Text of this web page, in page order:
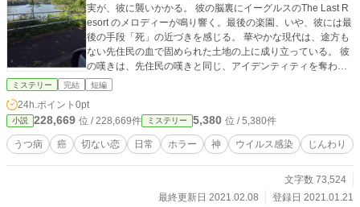
実が、彼に襲いかかる。 彼の脳裏にイーグルスのThe Last R
esort のメロディーが鳴り響く。最後の楽園、いや、彼には最
後の手段「死」の近づきを感じる。 華やかな現代は、途方も
ない先住民の血で固められた土地の上に成り立っている。 彼
の嘆きは、先住民の嘆きと同じ、アイデンティティを奪われ
た嘆き、ウィルスから、鬱から、そして、社会から 不条理に
れなりにエリート街道を進んできた中年男性、突然のウィル
ス感染が、彼の人生を大きく左右する。 運命は生と死、人生
は山と谷、万人に公平なのは運命なのか、人生なのか 宗教哲
学的な心理描写により、現代のウィルス感染者の苦悩を綴
ミステリー 完結 短編
24h.ポイント 0pt
小説 228,669 位 / 228,669件 ミステリー 5,380 位 / 5,380件
うつ病 癌 切ない恋 日常 ホラー 神 ウイルス感染 じんわり
文字数 73,524
最終更新日 2021.02.08
登録日 2021.01.21